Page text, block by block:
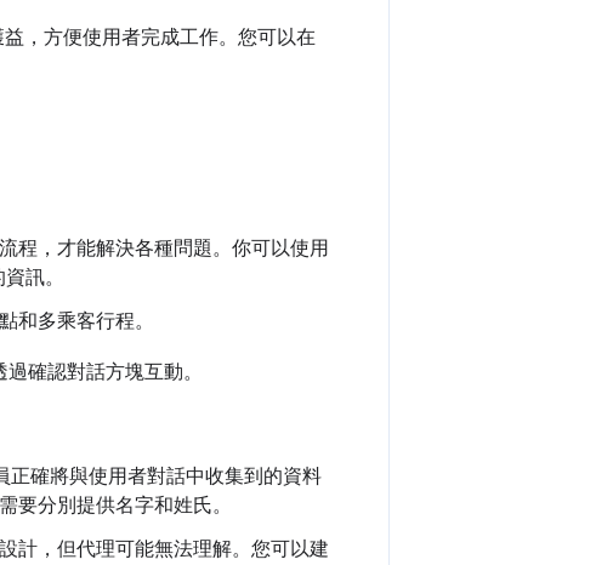
，方便使用者完成工作。您可以在
程，才能解決各種問題。你可以使用
訊。
和多乘客行程。
確認對話方塊互動。
正確將與使用者對話中收集到的資料
要分別提供名字和姓氏。
計，但代理可能無法理解。您可以建